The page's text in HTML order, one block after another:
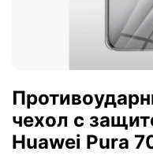
чехол с
Huawei Pura